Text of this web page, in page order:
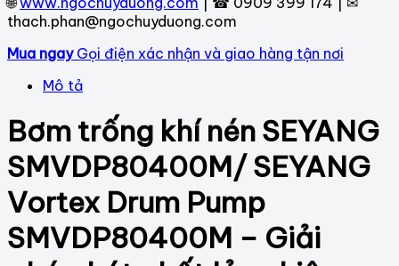
thach.phan@ngochuyduong.com
Mua ngay Gọi điện xác nhận và giao hàng tận nơi
Mô tả
Bơm trống khí nén SEYANG
SMVDP80400M/ SEYANG
Vortex Drum Pump
SMVDP80400M – Giải